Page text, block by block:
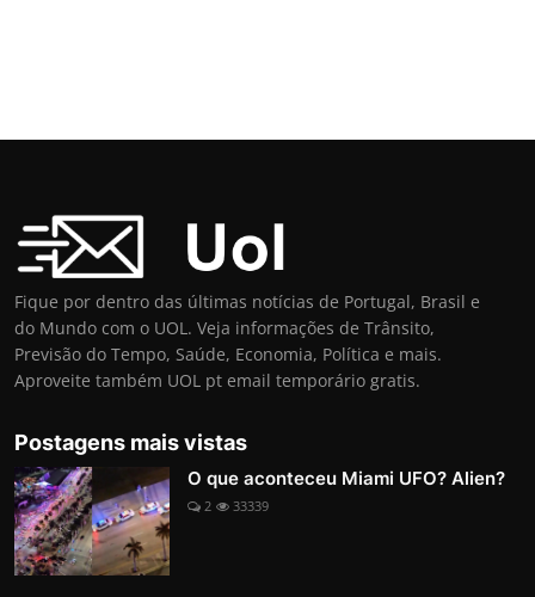
Fique por dentro das últimas notícias de Portugal, Brasil e
do Mundo com o UOL. Veja informações de Trânsito,
Previsão do Tempo, Saúde, Economia, Política e mais.
Aproveite também UOL pt email temporário gratis.
Postagens mais vistas
O que aconteceu Miami UFO? Alien?
2 33339